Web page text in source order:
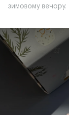
зимовому вечору.